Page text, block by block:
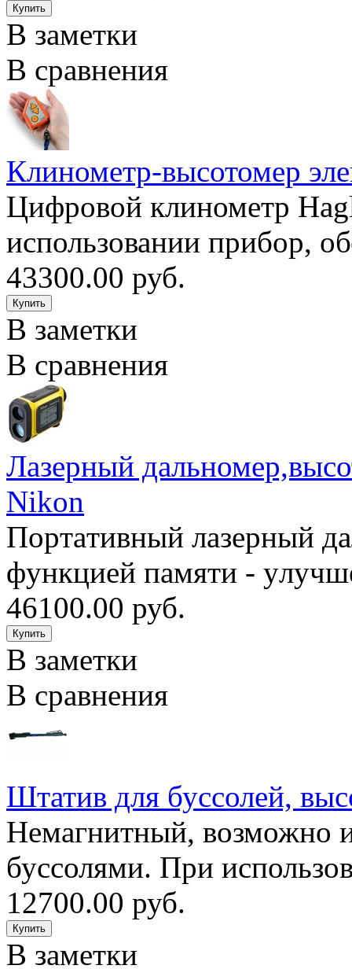
В заметки
В сравнения
Клинометр-высотомер
Цифровой клинометр
использовании прибор,
43300.00 руб.
В заметки
В сравнения
Лазерный
Nikon
Пopтaтивный лaзepный
фyнкциeй пaмяти -
46100.00 руб.
В заметки
В сравнения
Штатив для буссолей,
Немагнитный, возможно
буссолями. При
12700.00 руб.
В заметки